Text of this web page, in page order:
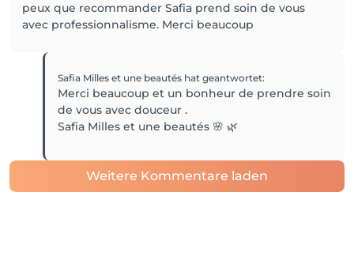
peux que recommander Safia prend soin de vous
avec professionnalisme. Merci beaucoup
Safia Milles et une beautés hat geantwortet:
Merci beaucoup et un bonheur de prendre soin
de vous avec douceur .
Safia Milles et une beautés 🌸 🌿
Weitere Kommentare laden